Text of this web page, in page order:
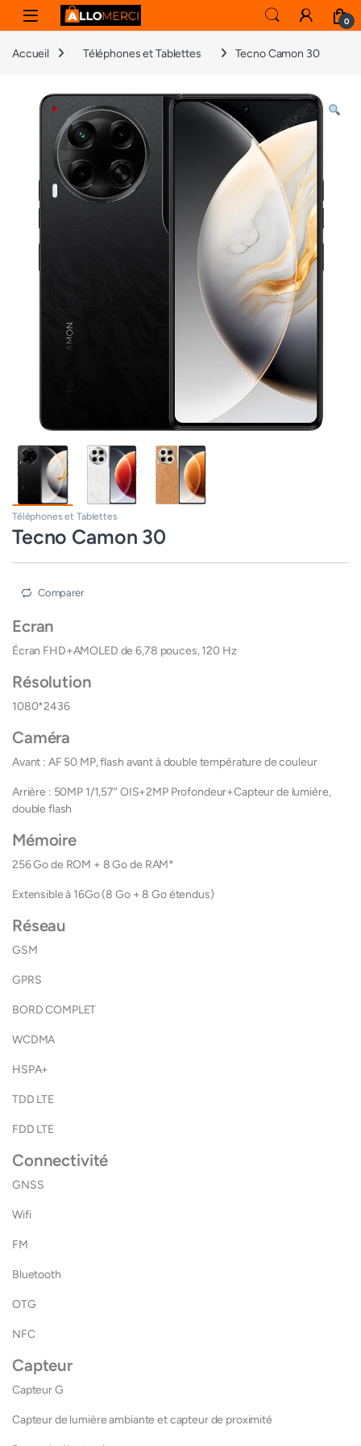
Skip to navigation
Skip to content
0
Accueil Téléphones et Tablettes Tecno Camon 30
Téléphones et Tablettes
Tecno Camon 30
Comparer
Ecran
Écran FHD+AMOLED de 6,78 pouces, 120 Hz
Résolution
1080*2436
Caméra
Avant : AF 50 MP, flash avant à double température de couleur
Arrière : 50MP 1/1,57” OIS+2MP Profondeur+Capteur de lumière,
double flash
Mémoire
256 Go de ROM + 8 Go de RAM*
Extensible à 16Go (8 Go + 8 Go étendus)
Réseau
GSM
GPRS
BORD COMPLET
WCDMA
HSPA+
TDD LTE
FDD LTE
Connectivité
GNSS
Wifi
FM
Bluetooth
OTG
NFC
Capteur
Capteur G
Capteur de lumière ambiante et capteur de proximité